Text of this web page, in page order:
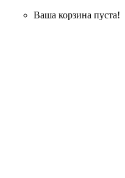
Ваша корзина пуста!